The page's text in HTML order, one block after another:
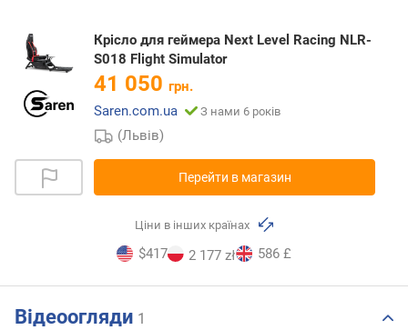
Крісло для геймера Next Level Racing NLR-
S018 Flight Simulator
41 050 грн.
Saren.com.ua
З нами 6 років
(Львів)
Перейти в магазин
Ціни в інших країнах
$417 2 177 zł 586 £
Відеоогляди 1